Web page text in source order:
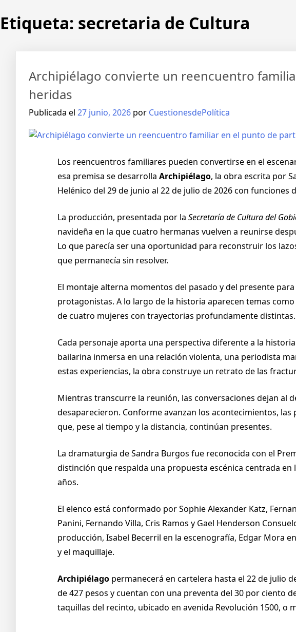
Etiqueta: secretaria de Cultura
Archipiélago convierte un reencuentro
heridas
Publicada el 27 junio, 2026 por CuestionesdePolítica
Los reencuentros familiares pueden convertirse en el
esa premisa se desarrolla Archipiélago, la obra escrita por
Helénico del 29 de junio al 22 de julio de 2026 con funciones
La producción, presentada por la Secretaría de Cultura del
navideña en la que cuatro hermanas vuelven a reunirse
Lo que parecía ser una oportunidad para reconstruir los
que permanecía sin resolver.
El montaje alterna momentos del pasado y del presente
protagonistas. A lo largo de la historia aparecen temas
de cuatro mujeres con trayectorias profundamente distintas.
Cada personaje aporta una perspectiva diferente a la
bailarina inmersa en una relación violenta, una periodista
estas experiencias, la obra construye un retrato de las
Mientras transcurre la reunión, las conversaciones dejan al
desaparecieron. Conforme avanzan los acontecimientos,
que, pese al tiempo y la distancia, continúan presentes.
La dramaturgia de Sandra Burgos fue reconocida con el
distinción que respalda una propuesta escénica centrada
años.
El elenco está conformado por Sophie Alexander Katz,
Panini, Fernando Villa, Cris Ramos y Gael Henderson
producción, Isabel Becerril en la escenografía, Edgar Mora
y el maquillaje.
Archipiélago permanecerá en cartelera hasta el 22 de julio
de 427 pesos y cuentan con una preventa del 30 por ciento
taquillas del recinto, ubicado en avenida Revolución 1500, o